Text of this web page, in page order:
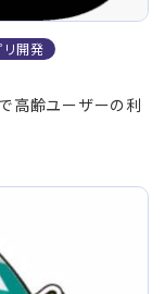
開発
高齢ユーザーの利